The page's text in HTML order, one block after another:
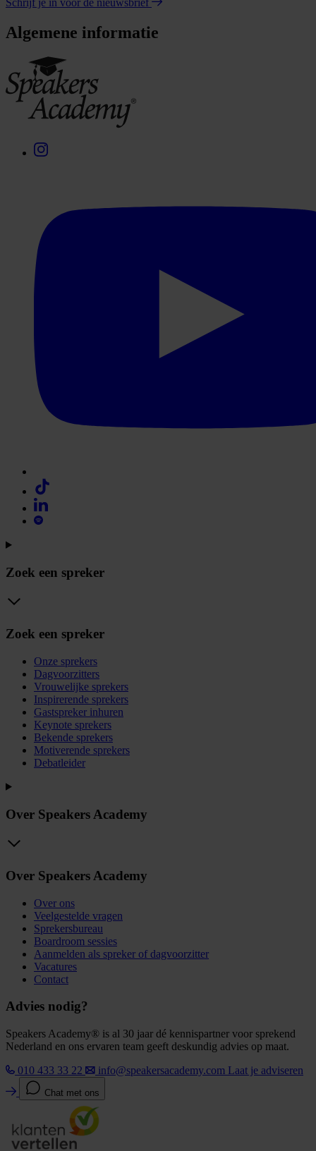
Schrijf je in voor de nieuwsbrief
Algemene informatie
Zoek een spreker
Zoek een spreker
Onze sprekers
Dagvoorzitters
Vrouwelijke sprekers
Inspirerende sprekers
Gastspreker inhuren
Keynote sprekers
Bekende sprekers
Motiverende sprekers
Debatleider
Over Speakers Academy
Over Speakers Academy
Over ons
Veelgestelde vragen
Sprekersbureau
Boardroom sessies
Aanmelden als spreker of dagvoorzitter
Vacatures
Contact
Advies nodig?
Speakers Academy® is al 30 jaar dé kennispartner voor sprekend
Nederland en ons ervaren team geeft deskundig advies op maat.
010 433 33 22
info@speakersacademy.com Laat je adviseren
Chat met ons